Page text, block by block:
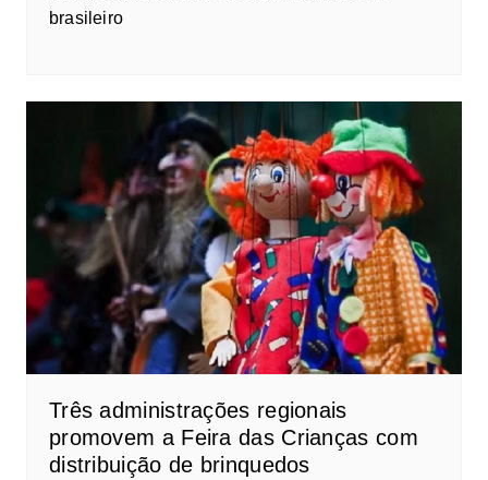
brasileiro
Três administrações regionais
promovem a Feira das Crianças com
distribuição de brinquedos